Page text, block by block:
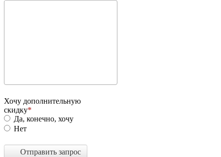
Хочу дополнительную
скидку
Да, конечно, хочу
Нет
Отправить запрос